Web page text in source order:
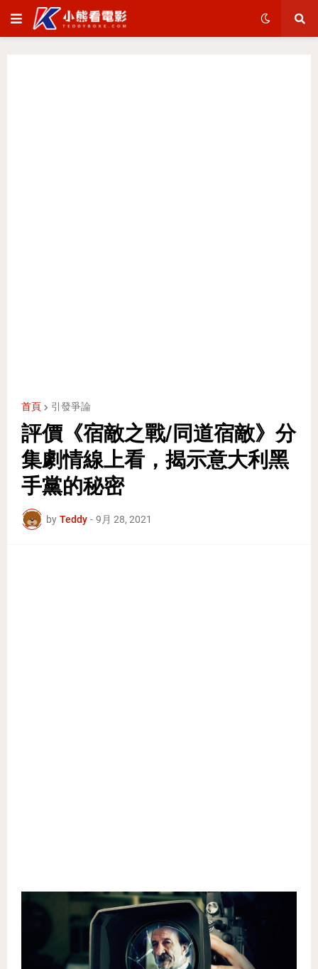
首頁 引發爭論
評價《宿敵之戰/同道宿敵》分
集劇情線上看，揭示意大利黑
手黨的秘密
by Teddy - 9月 28, 2021